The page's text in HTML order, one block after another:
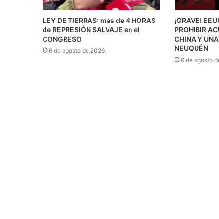
LEY DE TIERRAS: más de 4 HORAS
de REPRESIÓN SALVAJE en el
CONGRESO
6 de agosto de 2026
¡GRAVE!
PROHIBIR
CHINA Y
NEUQUÉN
6 de agosto